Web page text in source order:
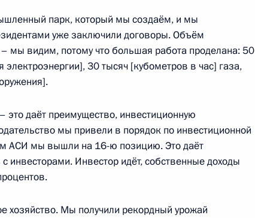
Совета Безопасности
автономных систем
парк, который мы создаём, и мы
уже заключили договоры. Объём
– мы видим, потому что большая работа проделана: 50
30 тысяч [кубометров в час] газа,
это даёт преимущество, инвестиционную
мы привели в порядок по инвестиционной
АСИ мы вышли на 16-ю позицию. Это даёт
инвесторами. Инвестор идёт, собственные доходы
хозяйство. Мы получили рекордный урожай